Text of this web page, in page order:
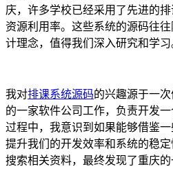
庆，许多学校已经采用了先进的
资源利用率。这些系统的源码往
计理念，值得我们深入研究和学习
我对排课系统源码的兴趣源于一
的一家软件公司工作，负责开发
过程中，我意识到如果能够借鉴
提升我们的开发效率和系统的稳
搜索相关资料，最终发现了重庆的